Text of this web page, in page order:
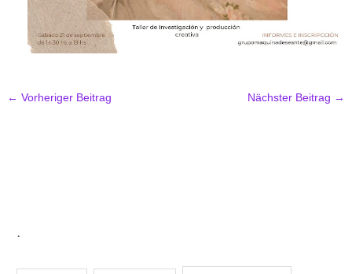
.
← Vorheriger Beitrag Nächster Beitrag →